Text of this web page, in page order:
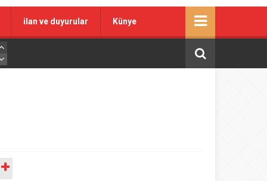
ilan ve duyurular Künye